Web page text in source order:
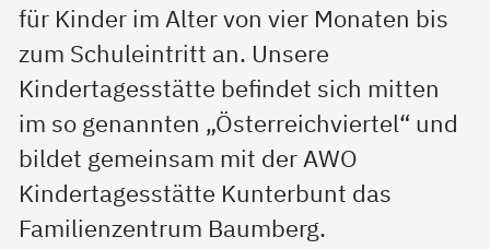
für Kinder im Alter von vier Monaten bis
zum Schuleintritt an. Unsere
Kindertagesstätte befindet sich mitten
im so genannten „Österreichviertel“ und
bildet gemeinsam mit der AWO
Kindertagesstätte Kunterbunt das
Familienzentrum Baumberg.